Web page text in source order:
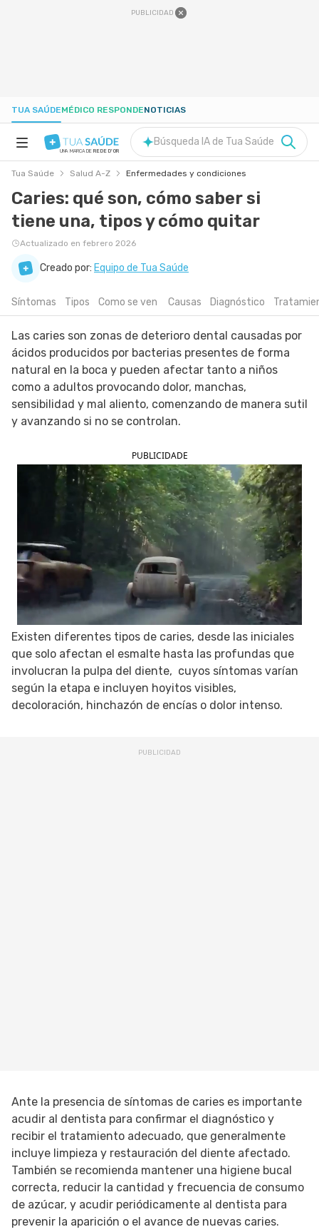
PUBLICIDAD
TUA SAÚDEMÉDICO RESPONDENOTICIAS
NUTRICIÓN
EMBARAZO
BIENESTAR
UNA MARCA DE REDE D'OR
Búsqueda IA de Tua Saúde
Tua Saúde Salud A-Z Enfermedades y condiciones
Caries: qué son, cómo saber si
tiene una, tipos y cómo quitar
Actualizado en febrero 2026
Creado por: Equipo de Tua Saúde
Síntomas Tipos Como se ven Causas Diagnóstico
Las caries son zonas de deterioro dental causadas por
ácidos producidos por bacterias presentes de forma
natural en la boca y pueden afectar tanto a niños
como a adultos provocando dolor, manchas,
sensibilidad y mal aliento, comenzando de manera sutil
y avanzando si no se controlan.
PUBLICIDADE
Existen diferentes tipos de caries, desde las iniciales
que solo afectan el esmalte hasta las profundas que
involucran la pulpa del diente, cuyos síntomas varían
según la etapa e incluyen hoyitos visibles,
decoloración, hinchazón de encías o dolor intenso.
Ante la presencia de síntomas de caries es importante
acudir al dentista para confirmar el diagnóstico y
recibir el tratamiento adecuado, que generalmente
incluye limpieza y restauración del diente afectado.
También se recomienda mantener una higiene bucal
correcta, reducir la cantidad y frecuencia de consumo
de azúcar, y acudir periódicamente al dentista para
prevenir la aparición o el avance de nuevas caries.